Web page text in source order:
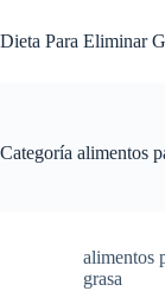
al
contenido
Dieta Para Eliminar
Categoría alimentos
alimentos
grasa